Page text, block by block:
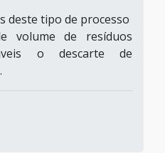
deste tipo de processo
volume de resíduos
o descarte de